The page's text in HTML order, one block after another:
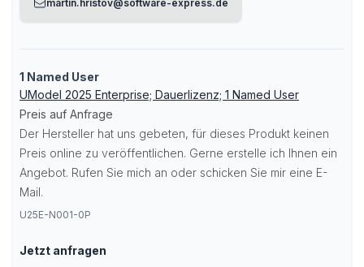
martin.hristov@software-express.de
1 Named User
UModel 2025 Enterprise; Dauerlizenz; 1 Named User
Preis auf Anfrage
Der Hersteller hat uns gebeten, für dieses Produkt keinen
Preis online zu veröffentlichen. Gerne erstelle ich Ihnen ein
Angebot. Rufen Sie mich an oder schicken Sie mir eine E-
Mail.
U25E-N001-0P
Jetzt anfragen